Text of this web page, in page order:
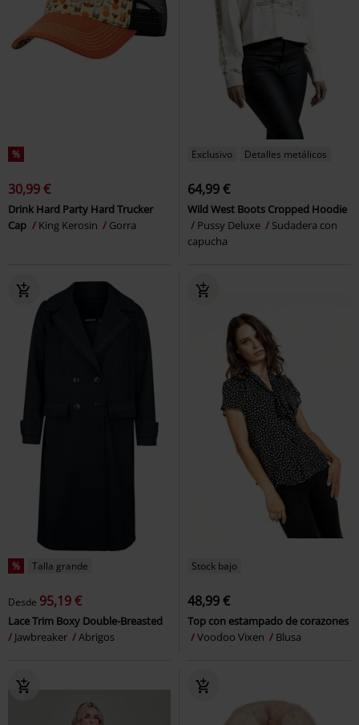
%
30,99 €
Drink Hard Party Hard Trucker
Cap
King Kerosin Gorra
Exclusivo Detalles metálicos
64,99 €
Wild West Boots Cropped Hoodie
Pussy Deluxe
Sudadera con
capucha
% Talla grande
Desde 95,19 €
Lace Trim Boxy Double-Breasted
Jawbreaker
Abrigos
Stock bajo
48,99 €
Top con estampado de corazones
Voodoo Vixen
Blusa